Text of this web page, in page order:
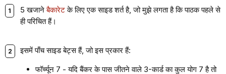
5 खजानेबैकारेटके लिए एक साइड शर्त है, जो मुझे लगता है कि पाठक पहले से
ही परिचित हैं।
इसमें पाँच साइड बेट्स हैं, जो इस प्रकार हैं:
फॉर्च्यून 7 - यदि बैंकर के पासजीतने वाले 3-कार्ड का कुल योग 7 है तो